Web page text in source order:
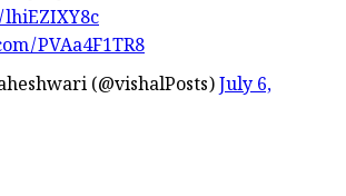
PVAa4F1TR8
(@vishalPosts)July 6,